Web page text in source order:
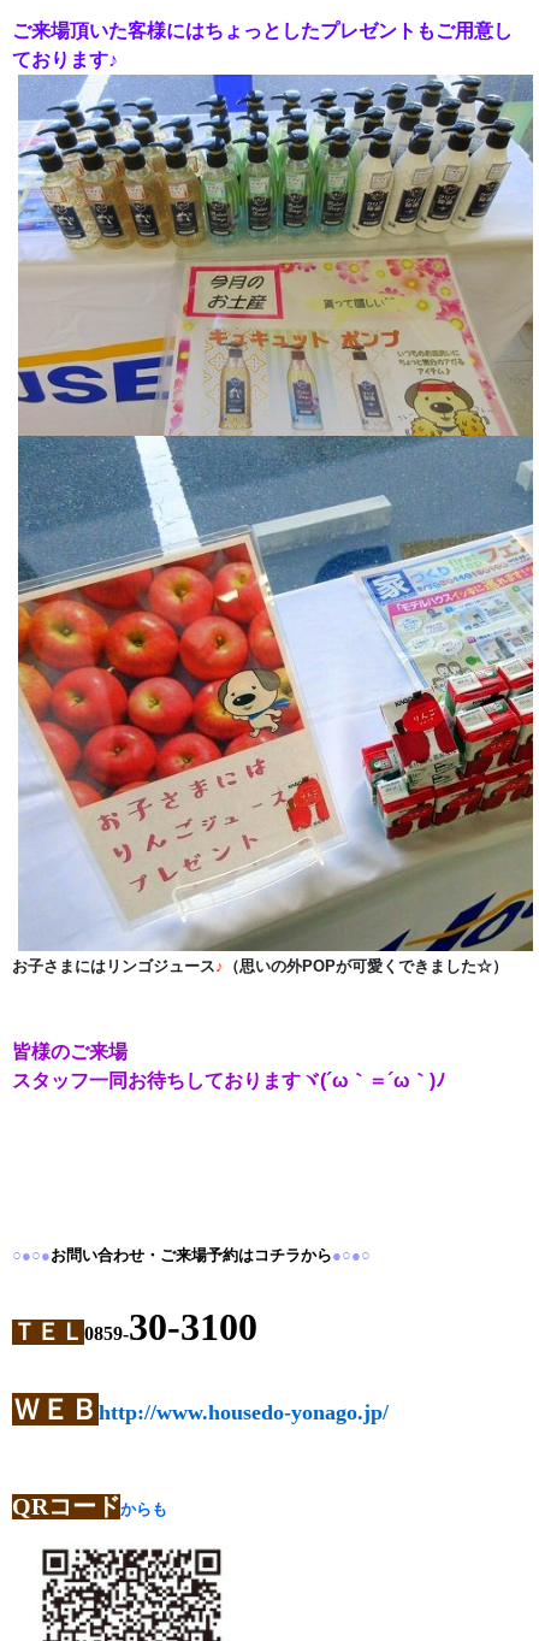
ご来場頂いた客様にはちょっとしたプレゼントもご用意し
ております♪
お子さまにはリンゴジュース♪ （思いの外POPが可愛くできました☆）
皆様のご来場
スタッフ一同お待ちしておりますヾ(´ω｀＝´ω｀)ﾉ
○●○●お問い合わせ・ご来場予約はコチラから●○●○
ＴＥＬ 0859-30-3100
ＷＥＢ http://www.housedo-yonago.jp/
QRコードからも